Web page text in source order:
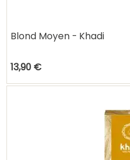
Blond Moyen - Khadi
13,90 €